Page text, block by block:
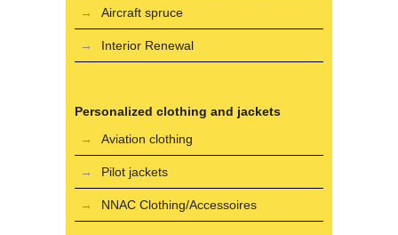
Aircraft spruce
Interior Renewal
Personalized clothing and jackets
Aviation clothing
Pilot jackets
NNAC Clothing/Accessoires